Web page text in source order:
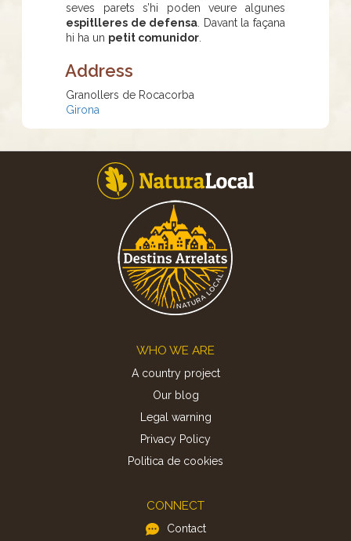
seves parets s’hi poden veure algunes
espitlleres de defensa . Davant la façana
hi ha un petit comunidor
Address
Granollers de Rocacorba
Girona
WHO WE ARE
A country project
Our blog
Legal warning
Privacy Policy
Politica de cookies
CONNECT
Contact